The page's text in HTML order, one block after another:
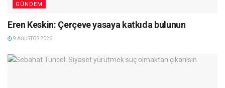
GÜNDEM
Eren Keskin: Çerçeve yasaya katkıda bulunun
9 AĞUSTOS 2026